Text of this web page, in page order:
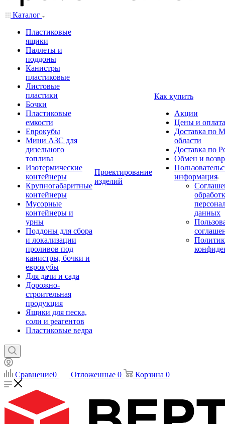
Каталог
Пластиковые
ящики
Паллеты и
поддоны
Канистры
пластиковые
Листовые
пластики
Бочки
Пластиковые
емкости
Еврокубы
Мини АЗС для
дизельного
топлива
Изотермические
контейнеры
Крупногабаритные
контейнеры
Мусорные
контейнеры и
урны
Поддоны для сбора
и локализации
проливов под
канистры, бочки и
еврокубы
Для дачи и сада
Дорожно-
строительная
продукция
Ящики для песка,
соли и реагентов
Пластиковые ведра
Проектирование
изделий
Как купить
Акции
Цены и оплата
Доставка по
области
Доставка по
Обмен и
информация
данных
Сравнение0 Отложенные 0 Корзина 0